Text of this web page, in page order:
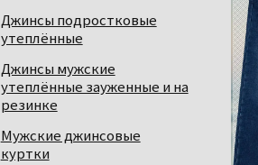
Джинсы подростковые
утеплённые
Джинсы мужские
утеплённые зауженные и на
резинке
Мужские джинсовые
куртки